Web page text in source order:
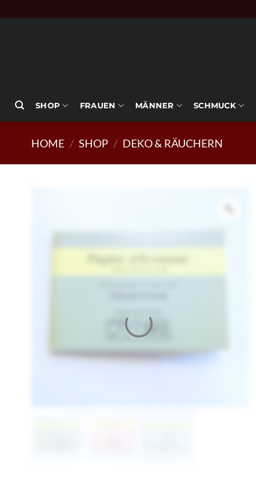
Inhalt
SHOP FRAUEN MÄNNER SCHMUCK
HOME / SHOP / DEKO & RÄUCHERN